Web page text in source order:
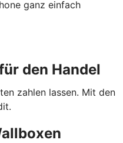
ganz einfach
den Handel
zahlen lassen. Mit den